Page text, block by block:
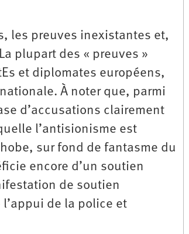
les preuves inexistantes et,
plupart des « preuves »
et diplomates européens,
À noter que, parmi
d’accusations clairement
l’antisionisme est
sur fond de fantasme du
encore d’un soutien
de soutien
de la police et